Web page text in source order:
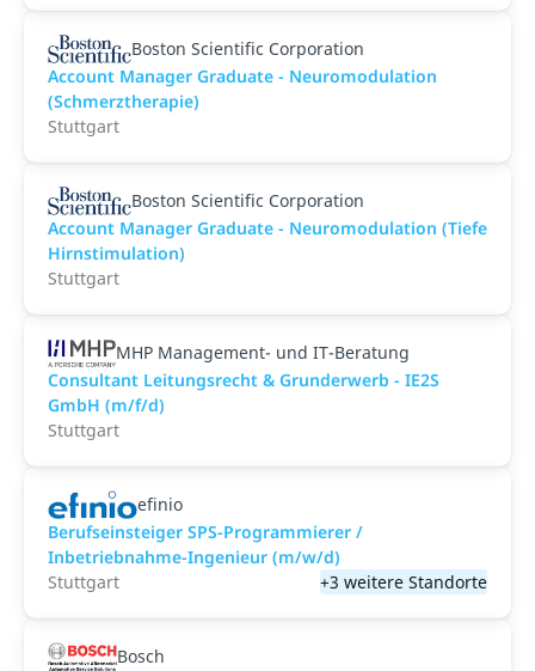
Boston Scientific Corporation
Account Manager Graduate - Neuromodulation
(Schmerztherapie)
Stuttgart
Boston Scientific Corporation
Account Manager Graduate - Neuromodulation (Tiefe
Hirnstimulation)
Stuttgart
MHP Management- und IT-Beratung
Consultant Leitungsrecht & Grunderwerb - IE2S
GmbH (m/f/d)
Stuttgart
efinio
Berufseinsteiger SPS-Programmierer /
Inbetriebnahme-Ingenieur (m/w/d)
Stuttgart
+3 weitere Standorte
Bosch